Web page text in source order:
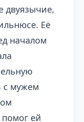
двуязычие,
Её
началом
с мужем
ей